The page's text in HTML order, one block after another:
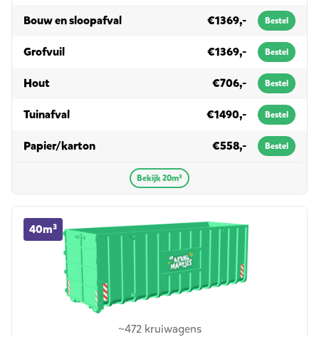
Bouw en sloopafvalin 20m³ €1369,- Bestel
Grofvuilin 20m³ €1369,- Bestel
Houtin 20m³ €706,- Bestel
Tuinafvalin 20m³ €1490,- Bestel
Papier/kartonin 20m³ €558,- Bestel
Bekijk 20m³
~472 kruiwagens
40m³
40m³ container huren